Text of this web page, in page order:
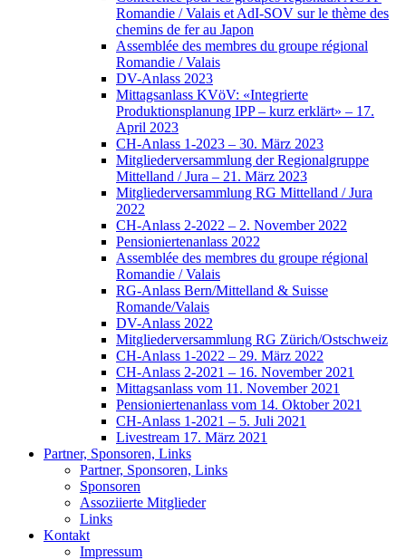
Romandie / Valais et AdI-SOV sur le thème des
chemins de fer au Japon
Assemblée des membres du groupe régional
Romandie / Valais
DV-Anlass 2023
Mittagsanlass KVöV: «Integrierte
Produktionsplanung IPP – kurz erklärt» – 17.
April 2023
CH-Anlass 1-2023 – 30. März 2023
Mitgliederversammlung der Regionalgruppe
Mittelland / Jura – 21. März 2023
Mitgliederversammlung RG Mittelland / Jura
2022
CH-Anlass 2-2022 – 2. November 2022
Pensioniertenanlass 2022
Assemblée des membres du groupe régional
Romandie / Valais
RG-Anlass Bern/Mittelland & Suisse
Romande/Valais
DV-Anlass 2022
Mitgliederversammlung RG Zürich/Ostschweiz
CH-Anlass 1-2022 – 29. März 2022
CH-Anlass 2-2021 – 16. November 2021
Mittagsanlass vom 11. November 2021
Pensioniertenanlass vom 14. Oktober 2021
CH-Anlass 1-2021 – 5. Juli 2021
Livestream 17. März 2021
Partner, Sponsoren, Links
Partner, Sponsoren, Links
Sponsoren
Assoziierte Mitglieder
Links
Kontakt
Impressum